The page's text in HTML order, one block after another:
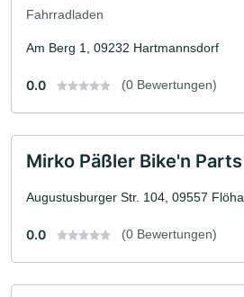
Fahrradladen
Am Berg 1, 09232 Hartmannsdorf
0.0 (0 Bewertungen)
Mirko Päßler Bike'n Parts
Augustusburger Str. 104, 09557 Flöha
0.0 (0 Bewertungen)